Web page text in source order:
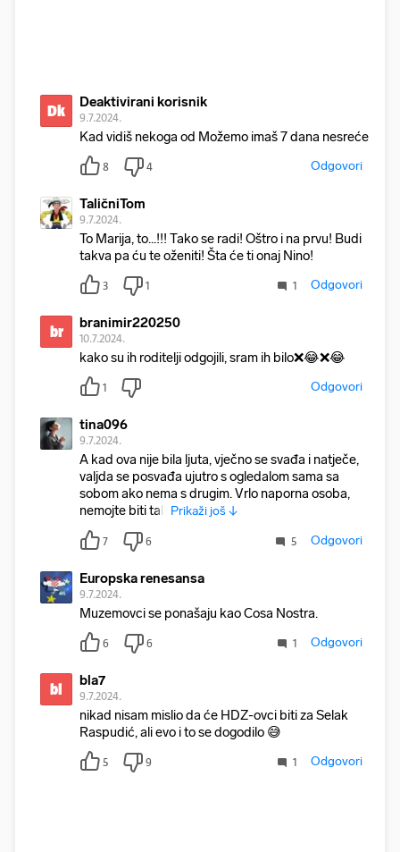
Dk Deaktivirani korisnik
9.7.2024.
Kad vidiš nekoga od Možemo imaš 7 dana nesreće
8 4 Odgovori
TaličniTom
9.7.2024.
To Marija, to...!!! Tako se radi! Oštro i na prvu! Budi
takva pa ću te oženiti! Šta će ti onaj Nino!
3 1 1 Odgovori
br branimir220250
10.7.2024.
kako su ih roditelji odgojili, sram ih bilo❌😂❌😂
1 Odgovori
tina096
9.7.2024.
A kad ova nije bila ljuta, vječno se svađa i natječe,
valjda se posvađa ujutro s ogledalom sama sa
sobom ako nema s drugim. Vrlo naporna osoba,
nemojte biti tak Prikaži još ↓
7 6 5 Odgovori
Europska renesansa
9.7.2024.
Muzemovci se ponašaju kao Cosa Nostra.
6 6 1 Odgovori
bl bla7
9.7.2024.
nikad nisam mislio da će HDZ-ovci biti za Selak
Raspudić, ali evo i to se dogodilo 😅
5 9 1 Odgovori